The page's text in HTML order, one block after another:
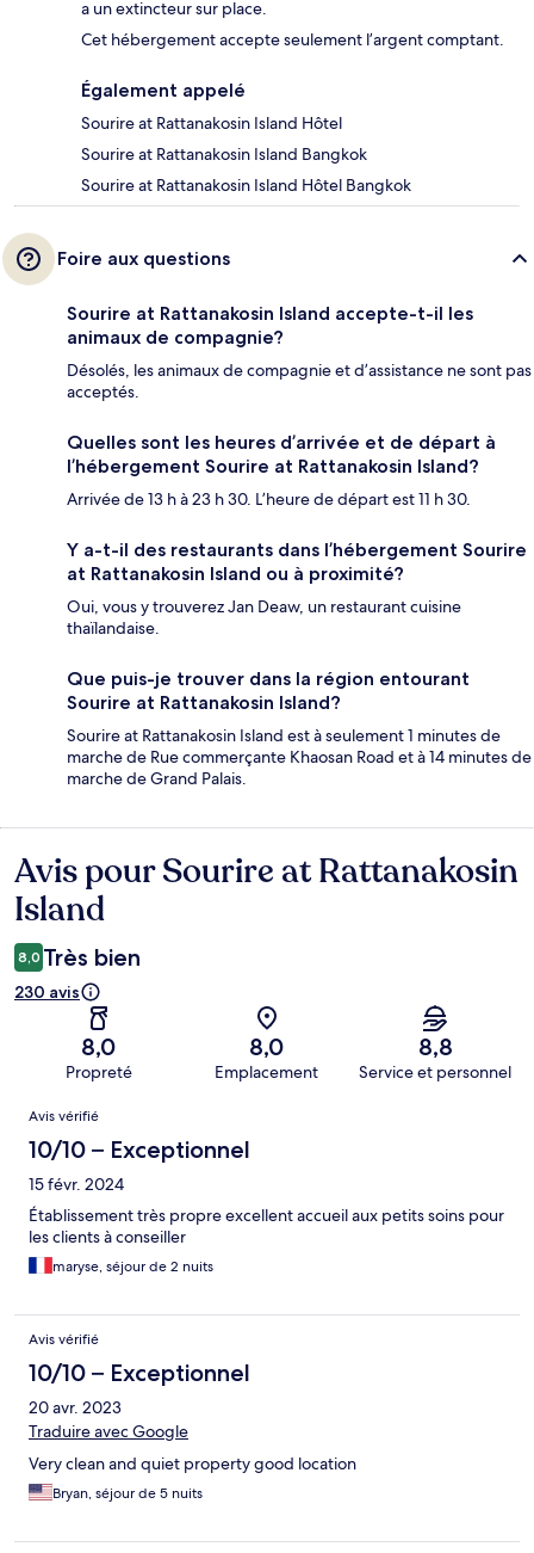
a un extincteur sur place.
Cet hébergement accepte seulement l’argent comptant.
Également appelé
Sourire at Rattanakosin Island Hôtel
Sourire at Rattanakosin Island Bangkok
Sourire at Rattanakosin Island Hôtel Bangkok
Foire aux questions
Sourire at Rattanakosin Island accepte-t-il les
animaux de compagnie?
Désolés, les animaux de compagnie et d’assistance ne sont pas
acceptés.
Quelles sont les heures d’arrivée et de départ à
l’hébergement Sourire at Rattanakosin Island?
Arrivée de 13 h à 23 h 30. L’heure de départ est 11 h 30.
Y a-t-il des restaurants dans l’hébergement Sourire
at Rattanakosin Island ou à proximité?
Oui, vous y trouverez Jan Deaw, un restaurant cuisine
thaïlandaise.
Que puis-je trouver dans la région entourant
Sourire at Rattanakosin Island?
Sourire at Rattanakosin Island est à seulement 1 minutes de
marche de Rue commerçante Khaosan Road et à 14 minutes de
marche de Grand Palais.
Avis
Avis pour Sourire at Rattanakosin
Island
8,0 Très bien
230 avis
8,0
Propreté
8,0
Emplacement
8,8
Service et personnel
Avis
Avis vérifié
10/10 – Exceptionnel
15 févr. 2024
Établissement très propre excellent accueil aux petits soins pour
les clients à conseiller
maryse, séjour de 2 nuits
Avis vérifié
10/10 – Exceptionnel
20 avr. 2023
Traduire avec Google
Very clean and quiet property good location
Bryan, séjour de 5 nuits